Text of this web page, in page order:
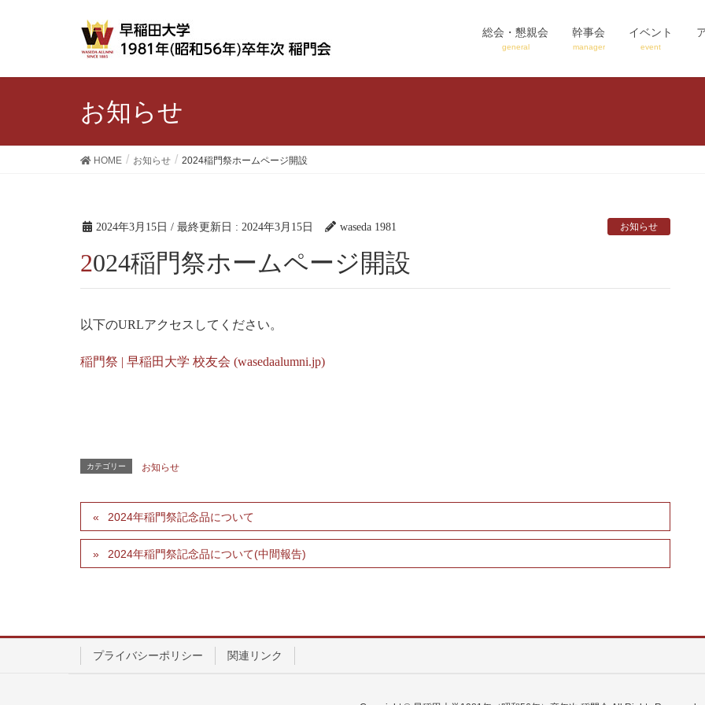
総会・懇親会
general
幹事会
manager
イベント
event
お知らせ
HOME お知らせ 2024稲門祭ホームページ開設
2024年3月15日 / 最終更新日 : 2024年3月15日 waseda 1981 お知らせ
2024稲門祭ホームページ開設
以下のURLアクセスしてください。
稲門祭 | 早稲田大学 校友会 (wasedaalumni.jp)
カテゴリー お知らせ
2024年稲門祭記念品について
2024年稲門祭記念品について(中間報告)
プライバシーポリシー 関連リンク